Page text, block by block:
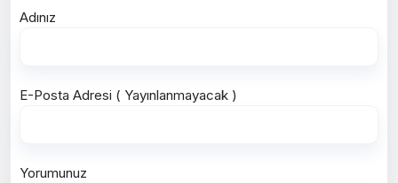
Adınız
E-Posta Adresi ( Yayınlanmayacak )
Yorumunuz